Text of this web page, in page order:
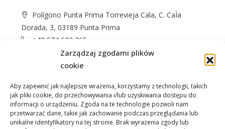
Zarządzaj zgodami plików
cookie
Aby zapewnić jak najlepsze wrażenia, korzystamy z technologii, takich
jak pliki cookie, do przechowywania i/lub uzyskiwania dostępu do
informacji o urządzeniu. Zgoda na te technologie pozwoli nam
przetwarzać dane, takie jak zachowanie podczas przeglądania lub
unikalne identyfikatory na tej stronie. Brak wyrażenia zgody lub
Polígono Punta Prima Torrevieja Cala, C. CaÌa
Dorada, 3, 03189 Punta Prima
+48 574 622 365
info@casprom.es